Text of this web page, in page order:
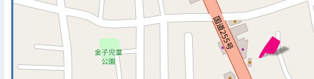
※ マップを検索、表示